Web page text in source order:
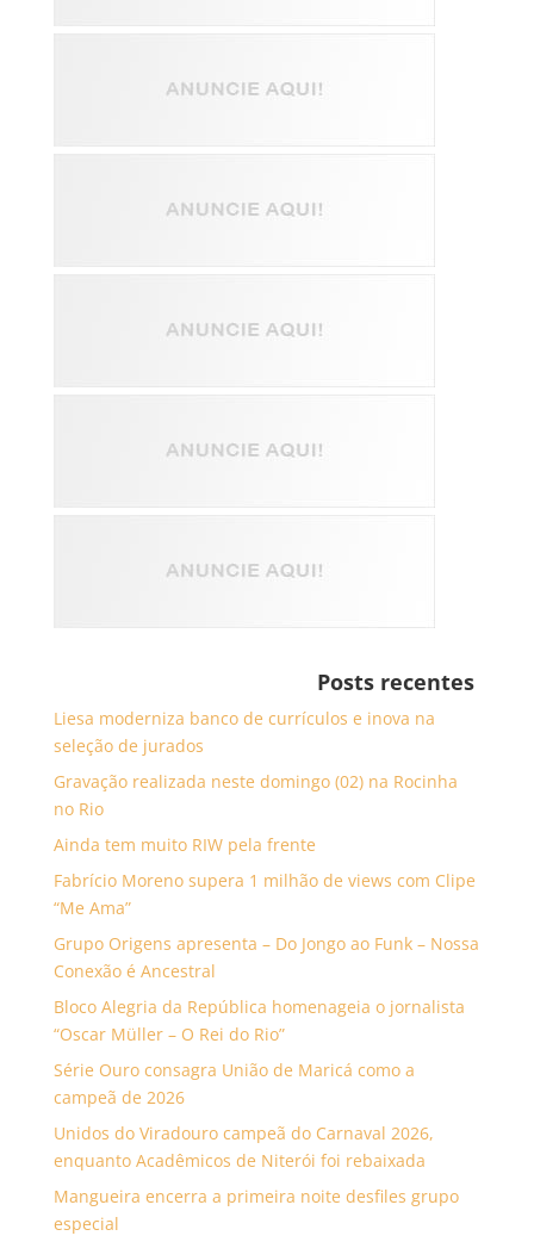
Posts recentes
Liesa moderniza banco de currículos e inova na
seleção de jurados
Gravação realizada neste domingo (02) na Rocinha
no Rio
Ainda tem muito RIW pela frente
Fabrício Moreno supera 1 milhão de views com Clipe
“Me Ama”
Grupo Origens apresenta – Do Jongo ao Funk – Nossa
Conexão é Ancestral
Bloco Alegria da República homenageia o jornalista
“Oscar Müller – O Rei do Rio”
Série Ouro consagra União de Maricá como a
campeã de 2026
Unidos do Viradouro campeã do Carnaval 2026,
enquanto Acadêmicos de Niterói foi rebaixada
Mangueira encerra a primeira noite desfiles grupo
especial